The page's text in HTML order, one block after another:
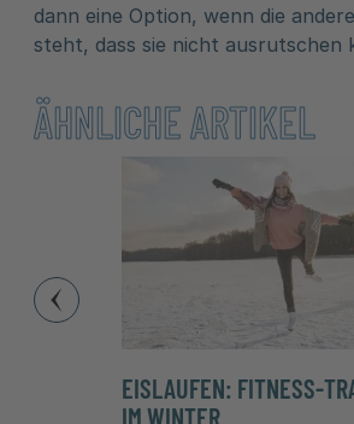
dann eine Option, wenn die
steht, dass sie nicht ausrutschen
ÄHNLICHE ARTIKEL
EISLAUFEN: FITNESS-
IM WINTER